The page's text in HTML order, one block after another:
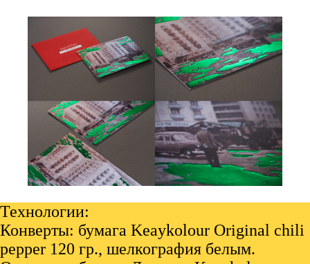
Технологии:
Конверты: бумага Keaykolour Original chili
pepper 120 гр., шелкография белым.